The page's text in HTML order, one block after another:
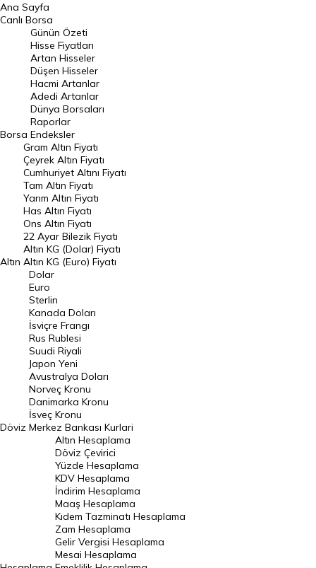
BIST 100 Hisseleri
En Çok Artan Hisseler
En Çok Düşen Hisseler
Hacmi Artanlar
Geçmiş Kapanışlar
Dünya Borsaları
Raporlar
Endeksler
DÖVİZ
Döviz Kuru
Dolar Kuru
Euro Kuru
Pound Kuru
Frank Kuru
Riyal Kuru
Avustralya Doları
Danimarka Kronu Kuru
Kanada Doları Kuru
Norveç Kronu Kuru
İsveç Kronu Kuru
Japon Yeni Kuru
Serbest Piyasa Döviz Kurları
Merkez Bankası Döviz Kurları
Ana Sayfa
Canlı Borsa
Borsa
Günün Özeti
Hisse Fiyatları
Artan Hisseler
Düşen Hisseler
Hacmi Artanlar
Adedi Artanlar
Dünya Borsaları
Raporlar
Endeksler
Altın
Gram Altın Fiyatı
Çeyrek Altın Fiyatı
Cumhuriyet Altını Fiyatı
Tam Altın Fiyatı
Yarım Altın Fiyatı
Has Altın Fiyatı
Ons Altın Fiyatı
22 Ayar Bilezik Fiyatı
Altın KG (Dolar) Fiyatı
Altın KG (Euro) Fiyatı
Döviz
Dolar
Euro
Sterlin
Kanada Doları
İsviçre Frangı
Rus Rublesi
Suudi Riyali
Japon Yeni
Avustralya Doları
Norveç Kronu
Danimarka Kronu
İsveç Kronu
Merkez Bankası Kurlari
Altın Hesaplama
Döviz Çevirici
Yüzde Hesaplama
KDV Hesaplama
İndirim Hesaplama
Maaş Hesaplama
Kıdem Tazminatı Hesaplama
Zam Hesaplama
Gelir Vergisi Hesaplama
Mesai Hesaplama